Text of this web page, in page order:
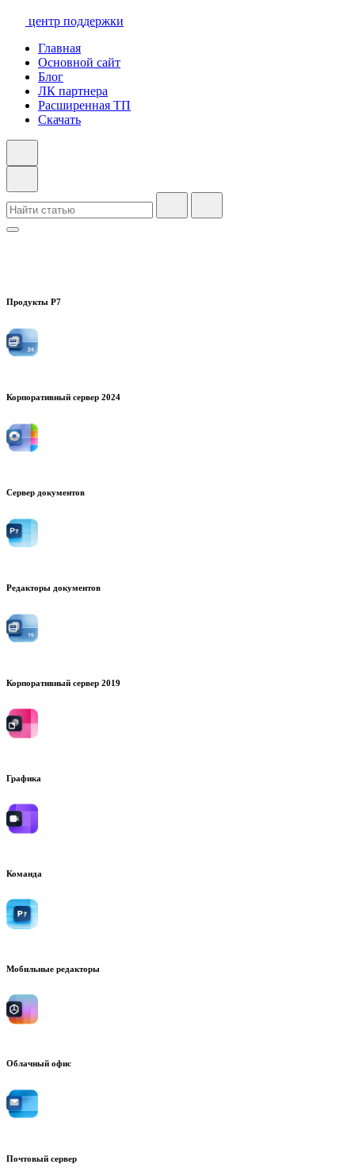
центр поддержки
Главная
Основной сайт
Блог
ЛК партнера
Расширенная ТП
Скачать
Продукты Р7
Корпоративный сервер 2024
Сервер документов
Редакторы документов
Корпоративный сервер 2019
Графика
Команда
Мобильные редакторы
Облачный офис
Почтовый сервер